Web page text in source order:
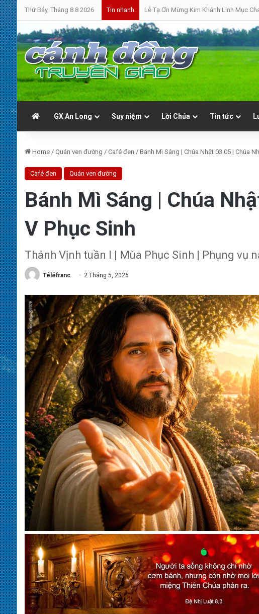
Thứ Bảy, Tháng 8 8 2026 Tin nhanh Bánh Mì Sáng | Thứ Bảy 08.08 | Thánh
GX An Long Suy niệm Lời Chúa Tin tức
Home / Quán ven đường / Café đen / Bánh Mì Sáng | Chúa Nhật 03.05 | Chúa
Café đen Quán ven đường
Bánh Mì Sáng | Chúa
V Phục Sinh
Thánh Vịnh tuần I | Mùa Phục Sinh | Phụng vụ
Téléfranc 2 Tháng 5, 2026